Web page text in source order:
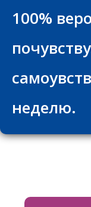
100%
неделю.